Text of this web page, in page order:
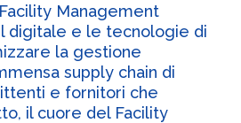
Management
digitale e le tecnologie di
la gestione
supply chain di
e fornitori che
il cuore del Facility